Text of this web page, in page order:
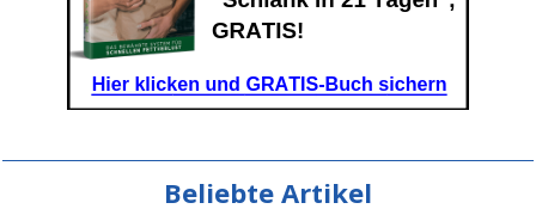
Beliebte Artikel